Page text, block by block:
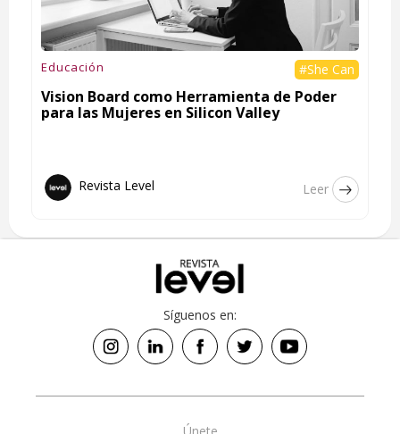
Educación #She Can
Vision Board como Herramienta de Poder
para las Mujeres en Silicon Valley
Revista Level Leer
Síguenos en: